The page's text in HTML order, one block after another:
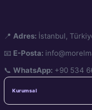
📍 Adres: İstanbul,
📧 E-Posta:
📞 WhatsApp: +90 534
Kurumsal